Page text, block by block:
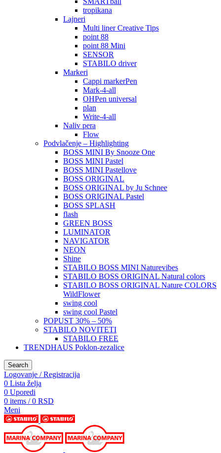
tropikana
Lajneri
Multi liner Creative Tips
point 88
point 88 Mini
SENSOR
STABILO driver
Markeri
Cappi markerPen
Mark-4-all
OHPen universal
plan
Write-4-all
Naliv pera
Flow
Podvlačenje – Highlighting
BOSS MINI By Snooze One
BOSS MINI Pastel
BOSS MINI Pastellove
BOSS ORIGINAL
BOSS ORIGINAL by Ju Schnee
BOSS ORIGINAL Pastel
BOSS SPLASH
flash
GREEN BOSS
LUMINATOR
NAVIGATOR
NEON
Shine
STABILO BOSS MINI Naturevibes
STABILO BOSS ORIGINAL Natural colors
STABILO BOSS ORIGINAL Nature COLORS
WildFlower
swing cool
swing cool Pastel
POPUST 30% – 50%
STABILO NOVITETI
STABILO FREE
TRENDHAUS Poklon-zezalice
Search
Logovanje / Registracija
0 Lista želja
0 Uporedi
0 items / 0 RSD
Meni